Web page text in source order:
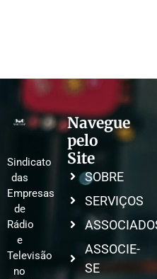
Sindicato
das
Empresas
de
Rádio
e
Televisão
no
Navegue
pelo
Site
SOBRE
SERVIÇOS
ASSOCIE-
SE